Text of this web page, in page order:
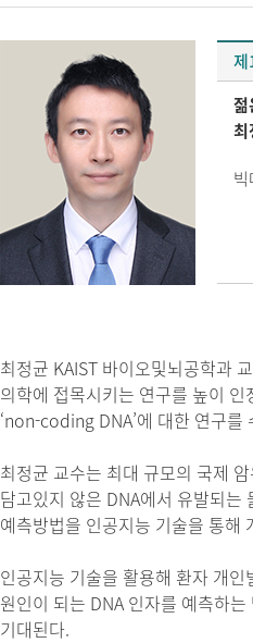
젊
최
최정균 KAIST 바이오및뇌공학과
의학에 접목시키는 연구를 높이
‘non-coding DNA’에 대한 연구
최정균 교수는 최대 규모의 국제
담고있지 않은 DNA에서 유발되는
예측방법을 인공지능 기술을 통해
인공지능 기술을 활용해 환자 개
원인이 되는 DNA 인자를 예측하
기대된다.